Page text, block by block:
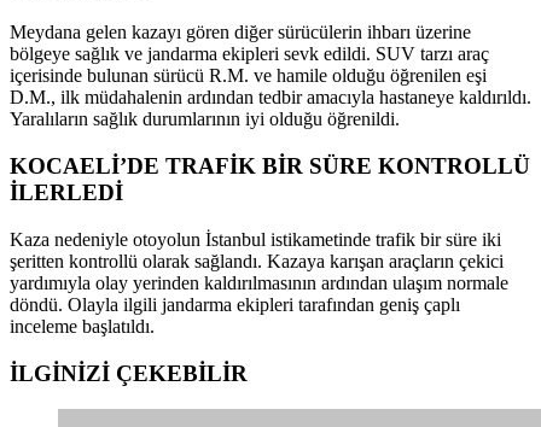
Meydana gelen kazayı gören diğer sürücülerin ihbarı üzerine
bölgeye sağlık ve jandarma ekipleri sevk edildi. SUV tarzı araç
içerisinde bulunan sürücü R.M. ve hamile olduğu öğrenilen eşi
D.M., ilk müdahalenin ardından tedbir amacıyla hastaneye kaldırıldı.
Yaralıların sağlık durumlarının iyi olduğu öğrenildi.
KOCAELİ’DE TRAFİK BİR SÜRE KONTROLLÜ
İLERLEDİ
Kaza nedeniyle otoyolun İstanbul istikametinde trafik bir süre iki
şeritten kontrollü olarak sağlandı. Kazaya karışan araçların çekici
yardımıyla olay yerinden kaldırılmasının ardından ulaşım normale
döndü. Olayla ilgili jandarma ekipleri tarafından geniş çaplı
inceleme başlatıldı.
İLGİNİZİ ÇEKEBİLİR